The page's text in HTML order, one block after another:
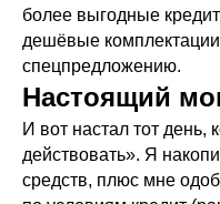
более выгодные
дешёвые
спецпредложению.
Настоящий
И вот настал тот день,
действовать». Я
средств, плюс мне